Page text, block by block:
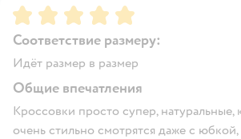
Рейтинг:5
Соответствие размеру:
Идёт размер в размер
Общие впечатления
Кроссовки просто супер, натуральные,
очень стильно смотрятся даже с